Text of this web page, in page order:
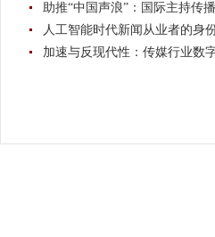
助推“中国声浪”：国际主持传
人工智能时代新闻从业者的身
加速与反现代性：传媒行业数